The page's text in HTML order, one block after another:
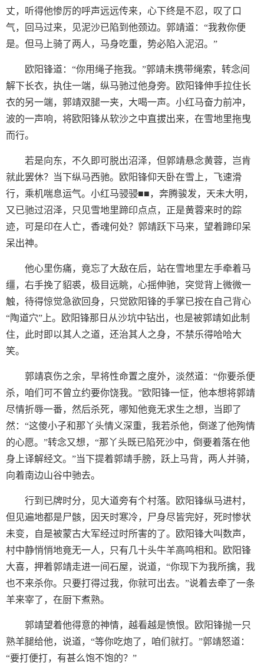
丈，听得他惨厉的呼声远远传来，心下终是不忍，叹了口
气，回马过来，见泥沙已陷到他颈边。郭靖道：“我救你便
是。但马上骑了两人，马身吃重，势必陷入泥沼。”
欧阳锋道：“你用绳子拖我。”郭靖未携带绳索，转念间
解下长衣，执住一端，纵马驰过他身旁。欧阳锋伸手拉住长
衣的另一端，郭靖双腿一夹，大喝一声。小红马奋力前冲，
波的一声响，将欧阳锋从软沙之中直拔出来，在雪地里拖曳
而行。
若是向东，不久即可脱出沼泽，但郭靖悬念黄蓉，岂肯
就此罢休？当下纵马西驰。欧阳锋仰天卧在雪上，飞速滑
行，乘机喘息运气。小红马骎骎■■，奔腾骏发，天未大明，
又已驰过沼泽，只见雪地里蹄印点点，正是黄蓉来时的踪
迹，可是印在人亡，香魂何处？郭靖跃下马来，望着蹄印呆
呆出神。
他心里伤痛，竟忘了大敌在后，站在雪地里左手牵着马
缰，右手挽了貂裘，极目远眺，心摇伸驰，突觉背上微微一
触，待得惊觉急欲回身，只觉欧阳锋的手掌已按在自己背心
“陶道穴”上。欧阳锋那日从沙坑中钻出，也是被郭靖如此制
住，此时即以其人之道，还治其人之身，不禁乐得哈哈大
笑。
郭靖哀伤之余，早将性命置之度外，淡然道：“你要杀便
杀，咱们可不曾立约要你饶我。”欧阳锋一怔，他本想将郭靖
尽情折辱一番，然后杀死，哪知他竟无求生之想，当即了
然：“这傻小子和那丫头情义深重，我若杀他，倒遂了他殉情
的心愿。”转念又想，“那丫头既已陷死沙中，倒要着落在他
身上译解经文。”当下提着郭靖手膀，跃上马背，两人并骑，
向着南边山谷中驰去。
行到已牌时分，见大道旁有个村落。欧阳锋纵马进村，
但见遍地都是尸骸，因天时寒冷，尸身尽皆完好，死时惨状
未变，自是被蒙古大军经过时所害的了。欧阳锋大叫数声，
村中静悄悄地竟无一人，只有几十头牛羊高鸣相和。欧阳锋
大喜，押着郭靖走进一间石屋，说道，“你现下为我所擒，我
也不来杀你。只要打得过我，你就可出去。”说着去牵了一条
羊来宰了，在厨下煮熟。
郭靖望着他得意的神情，越看越是愤恨。欧阳锋抛一只
熟羊腿给他，说道，“等你吃炮了，咱们就打。”郭靖怒道：
“要打便打，有甚么饱不饱的？”